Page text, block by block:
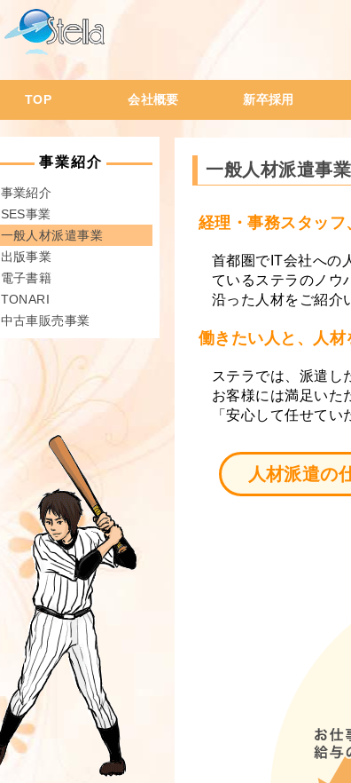
TOP 会社概要
会社概要・沿革
代表挨拶
会社の特徴
会社風土
社員データ
新卒採用
事業紹介
事業紹介
SES事業
一般人材派遣事業
出版事業
電子書籍
TONARI
中古車販売事業
一般人材派遣事業
経理・事務スタッフ
首都圏でIT会社への
ているステラのノウ
沿った人材をご紹介
働きたい人と、人材
ステラでは、派遣し
お客様には満足いた
「安心して任せて
人材派遣の